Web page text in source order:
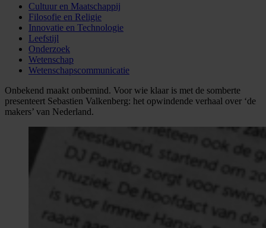
Cultuur en Maatschappij
Filosofie en Religie
Innovatie en Technologie
Leefstijl
Onderzoek
Wetenschap
Wetenschapscommunicatie
Onbekend maakt onbemind. Voor wie klaar is met de somberte
presenteert Sebastien Valkenberg: het opwindende verhaal over ‘de
makers’ van Nederland.